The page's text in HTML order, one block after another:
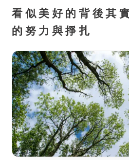
看似美好的背後其
的努力與掙扎